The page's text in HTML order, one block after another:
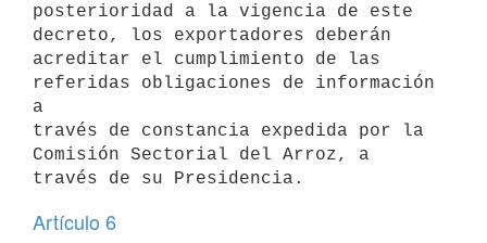
posterioridad a la vigencia de este
decreto, los exportadores deberán
acreditar el cumplimiento de las
referidas obligaciones de información
a
través de constancia expedida por la
Comisión Sectorial del Arroz, a
Artículo 6